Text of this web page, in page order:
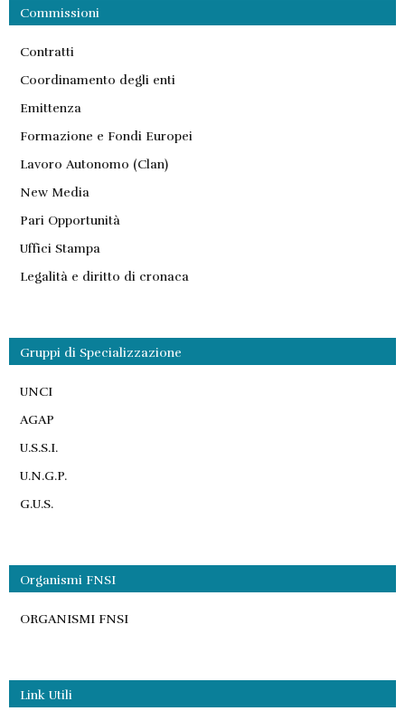
Commissioni
Contratti
Coordinamento degli enti
Emittenza
Formazione e Fondi Europei
Lavoro Autonomo (Clan)
New Media
Pari Opportunità
Uffici Stampa
Legalità e diritto di cronaca
Gruppi di Specializzazione
UNCI
AGAP
U.S.S.I.
U.N.G.P.
G.U.S.
Organismi FNSI
ORGANISMI FNSI
Link Utili